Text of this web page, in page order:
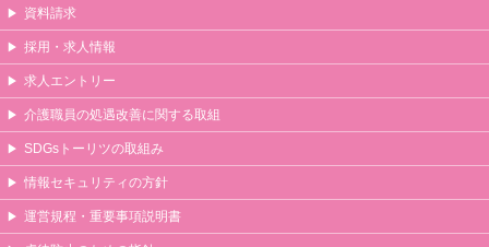
資料請求
採用・求人情報
求人エントリー
介護職員の処遇改善に関する取組
SDGsトーリツの取組み
情報セキュリティの方針
運営規程・重要事項説明書